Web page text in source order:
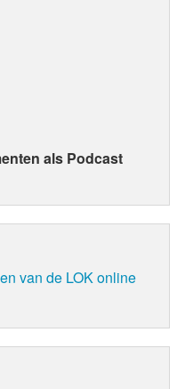
als Podcast
van de LOK online